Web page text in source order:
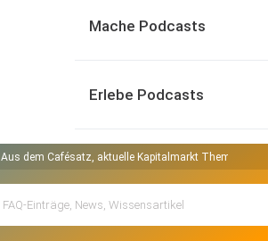
Mache Podcasts
Erlebe Podcasts
Aus dem Cafésatz, aktuelle Kapitalmarkt Themen